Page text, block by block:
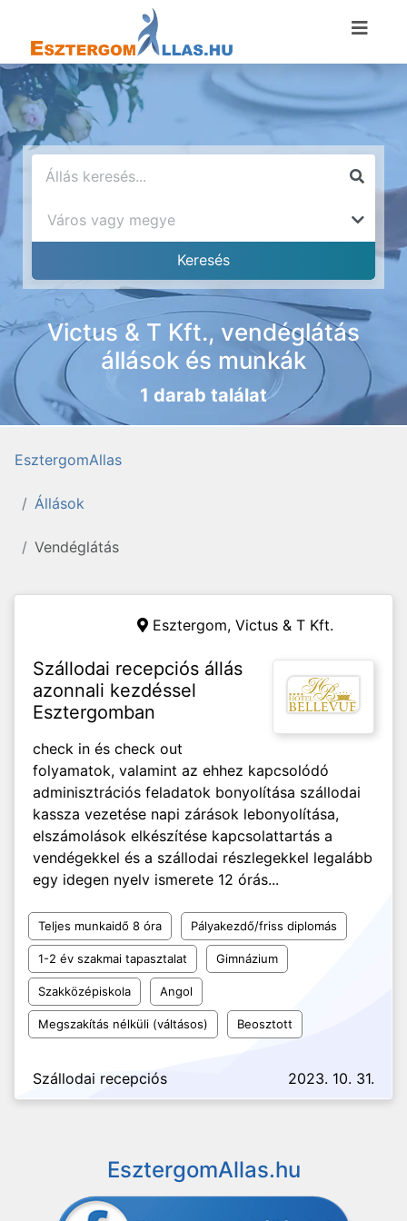
Victus & T Kft., vendéglátás
állások és munkák
1 darab találat
EsztergomAllas
Állások
Vendéglátás
Esztergom, Victus & T Kft.
Szállodai recepciós állás
azonnali kezdéssel
Esztergomban
check in és check out
folyamatok, valamint az ehhez kapcsolódó
adminisztrációs feladatok bonyolítása szállodai
kassza vezetése napi zárások lebonyolítása,
elszámolások elkészítése kapcsolattartás a
vendégekkel és a szállodai részlegekkel legalább
egy idegen nyelv ismerete 12 órás...
Teljes munkaidő 8 óra Pályakezdő/friss diplomás
1-2 év szakmai tapasztalat Gimnázium
Szakközépiskola Angol
Megszakítás nélküli (váltásos) Beosztott
Szállodai recepciós 2023. 10. 31.
EsztergomAllas.hu